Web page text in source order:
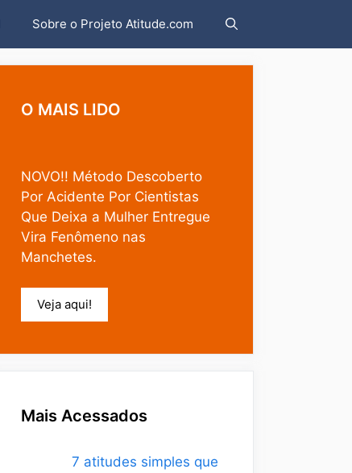
Sobre o Projeto Atitude.com
O MAIS LIDO
NOVO!! Método Descoberto
Por Acidente Por Cientistas
Que Deixa a Mulher Entregue
Vira Fenômeno nas
Manchetes.
Veja aqui!
Mais Acessados
7 atitudes simples que